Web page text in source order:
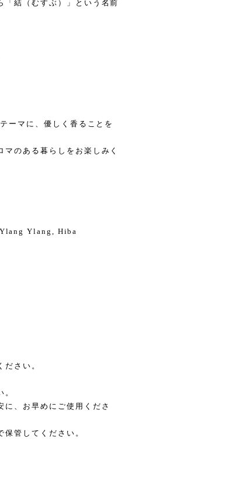
「結（むすぶ）」という名前
ーマに、優しく香ることを
のある暮らしをお楽しみく
Ylang, Hiba
ださい。
。
に、お早めにご使用くださ
保管してください。